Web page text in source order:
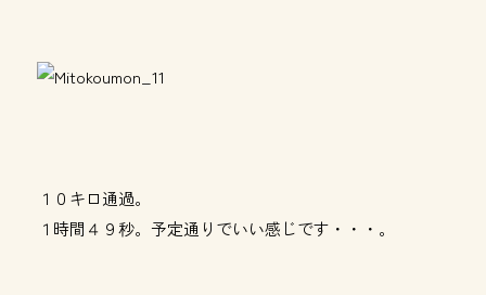
１０キロ通過。
１時間４９秒。予定通りでいい感じです・・・。